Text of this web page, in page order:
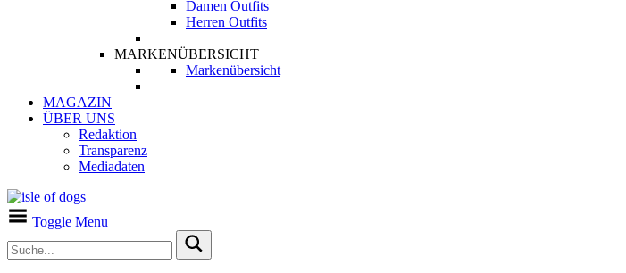
Damen Outfits
Herren Outfits
MARKENÜBERSICHT
Markenübersicht
MAGAZIN
ÜBER UNS
Redaktion
Transparenz
Mediadaten
Toggle Menu